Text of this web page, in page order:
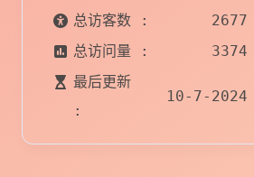
总访客数 :
2677
总访问量 :
3374
最后更新
:
10-7-2024